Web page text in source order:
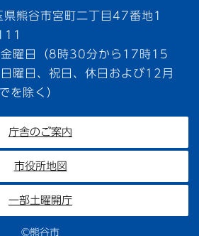
熊谷市宮町二丁目47番地1
金曜日（8時30分から17時15
曜日、祝日、休日および12月
を除く）
庁舎のご案内
市役所地図
一部土曜開庁
©熊谷市